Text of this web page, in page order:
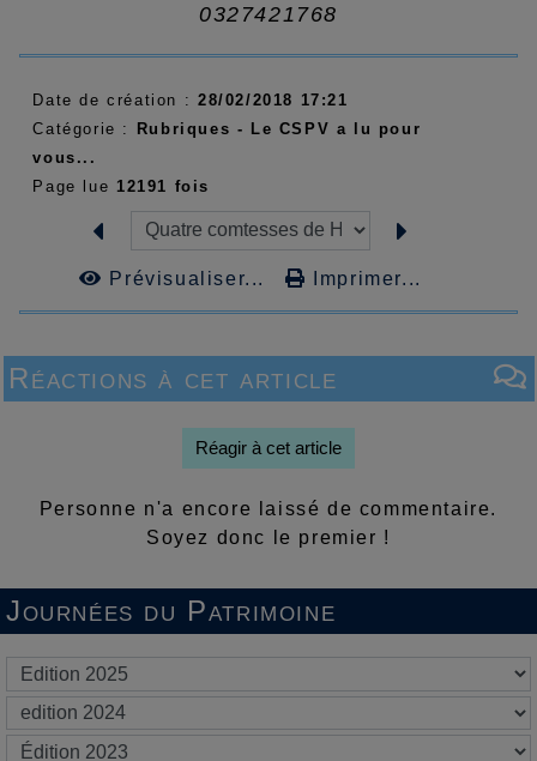
Journées du Patrimoine
0327421768
Date de création : 28/02/2018 17:21
Catégorie : Rubriques - Le CSPV a lu pour
vous...
Page lue 12191 fois
Prévisualiser... Imprimer...
Réactions à cet article
Réagir à cet article
Personne n'a encore laissé de commentaire.
Soyez donc le premier !